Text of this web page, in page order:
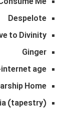
Me
Despelote
to Divinity
Ginger
age
Home
(tapestry)